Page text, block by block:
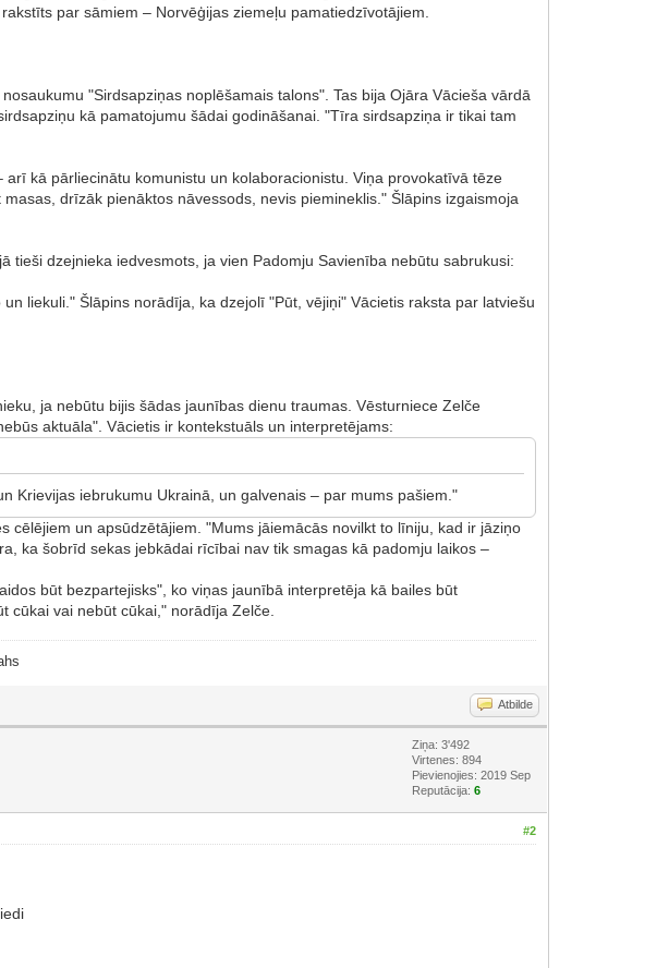
par sāmiem – Norvēģijas ziemeļu pamatiedzīvotājiem.
"Sirdsapziņas noplēšamais talons". Tas bija Ojāra Vācieša vārdā
kā pamatojumu šādai godināšanai. "Tīra sirdsapziņa ir tikai tam
kā pārliecinātu komunistu un kolaboracionistu. Viņa provokatīvā tēze
drīzāk pienāktos nāvessods, nevis piemineklis." Šlāpins izgaismoja
dzejnieka iedvesmots, ja vien Padomju Savienība nebūtu sabrukusi:
liekuli." Šlāpins norādīja, ka dzejolī "Pūt, vējiņi" Vācietis raksta par latviešu
ja nebūtu bijis šādas jaunības dienu traumas. Vēsturniece Zelče
aktuāla". Vācietis ir kontekstuāls un interpretējams:
Krievijas iebrukumu Ukrainā, un galvenais – par mums pašiem."
un apsūdzētājiem. "Mums jāiemācās novilkt to līniju, kad ir jāziņo
ka šobrīd sekas jebkādai rīcībai nav tik smagas kā padomju laikos –
būt bezpartejisks", ko viņas jaunībā interpretēja kā bailes būt
cūkai vai nebūt cūkai," norādīja Zelče.
Atbilde
Ziņa: 3'492
Virtenes: 894
Pievienojies: 2019 Sep
Reputācija:6
#2